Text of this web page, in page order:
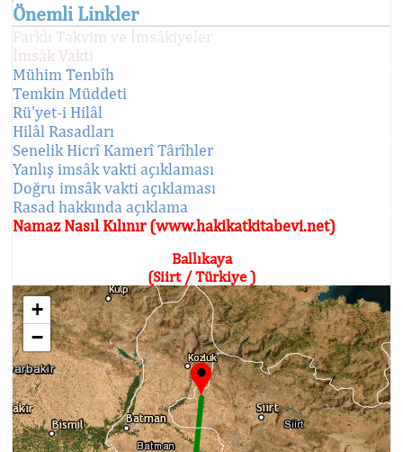
Önemli Linkler
Farklı Takvim ve İmsâkiyeler
İmsâk Vakti
Mühim Tenbîh
Temkin Müddeti
Rü'yet-i Hilâl
Hilâl Rasadları
Senelik Hicrî Kamerî Târîhler
Yanlış imsâk vakti açıklaması
Doğru imsâk vakti açıklaması
Rasad hakkında açıklama
Namaz Nasıl Kılınır (www.hakikatkitabevi.net)
Ballıkaya
(Siirt / Türkiye )
+
−